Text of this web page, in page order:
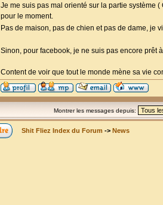
Je me suis pas mal orienté sur la partie système
pour le moment.
Pas de maison, pas de chien et pas de dame, je
Sinon, pour facebook, je ne suis pas encore prêt
Content de voir que tout le monde mène sa vie
Montrer les messages depuis:
Shit Fliez Index du Forum -> News